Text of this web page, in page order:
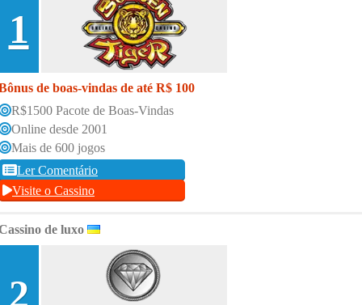
1
de boas-vindas de até R$ 100
R$1500 Pacote de Boas-Vindas
Online desde 2001
Mais de 600 jogos
Ler Comentário
Visite o Cassino
de luxo
2